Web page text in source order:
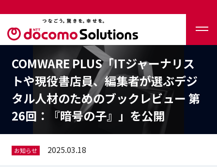
COMWARE PLUS「ITジャーナリス
トや現役書店員、編集者が選ぶデジ
タル人材のためのブックレビュー 第
26回：『暗号の子』」を公開
お知らせ 2025.03.18